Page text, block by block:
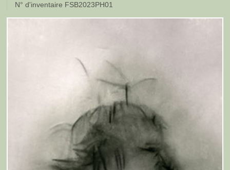
N° d'inventaire FSB2023PH01